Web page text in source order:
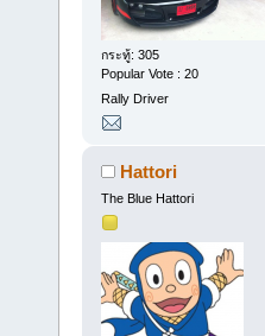
กระทู้: 305
Popular Vote : 20
Rally Driver
Hattori
The Blue Hattori